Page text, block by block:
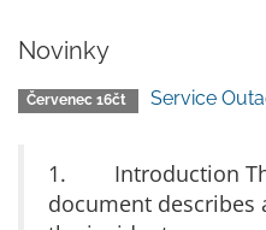
Novinky
Červenec 16čt Service
1. Introduction
document